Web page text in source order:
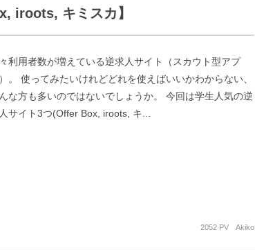
iroots, キミスカ】
利用者数が増えている逆求人サイト（スカウト型アプ
。 使ってみたいけれどどれを使えばいいかわからない、
な方も多いのではないでしょうか。 今回は学生人気の逆
サイト3つ(Offer Box, iroots, キ...
Akiko
2052 PV